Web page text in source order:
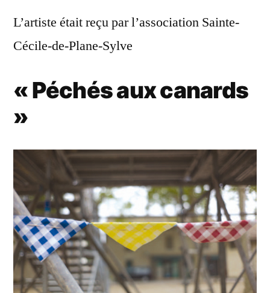
L’artiste était reçu par l’association Sainte-
Cécile-de-Plane-Sylve
« Péchés aux canards
»